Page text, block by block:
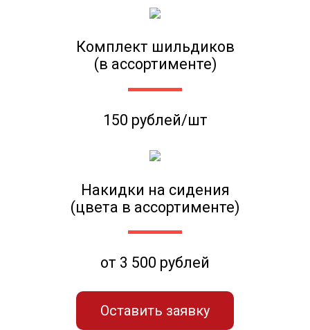
Комплект шильдиков
(в ассортименте)
150 рублей/шт
Накидки на сидения
(цвета в ассортименте)
от 3 500 рублей
Оставить заявку